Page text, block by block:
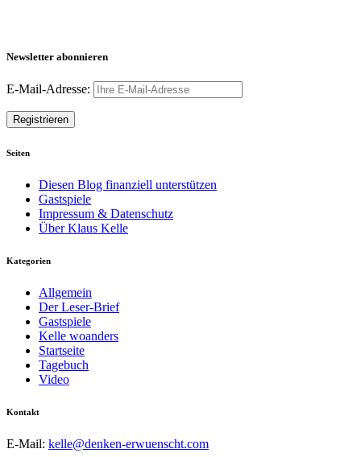
Newsletter abonnieren
E-Mail-Adresse:
Seiten
Diesen Blog finanziell unterstützen
Gastspiele
Impressum & Datenschutz
Über Klaus Kelle
Kategorien
Allgemein
Der Leser-Brief
Gastspiele
Kelle woanders
Startseite
Tagebuch
Video
Kontakt
E-Mail: kelle@denken-erwuenscht.com